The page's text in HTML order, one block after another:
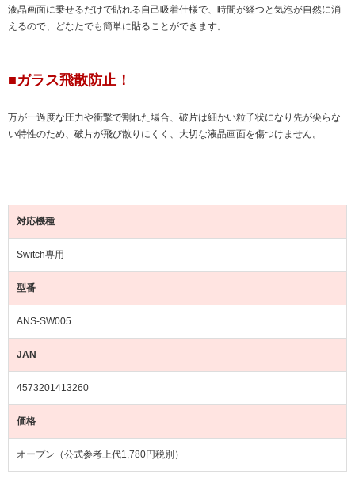
液晶画面に乗せるだけで貼れる自己吸着仕様で、時間が経つと気泡が自然に消
えるので、どなたでも簡単に貼ることができます。
■ガラス飛散防止！
万が一過度な圧力や衝撃で割れた場合、破片は細かい粒子状になり先が尖らな
い特性のため、破片が飛び散りにくく、大切な液晶画面を傷つけません。
対応機種
Switch専用
型番
ANS-SW005
JAN
4573201413260
価格
オープン（公式参考上代1,780円税別）